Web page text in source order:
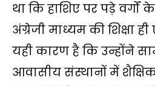
था कि हाशिए पर पड़े वर्गों
अंग्रेजी माध्यम की शिक्षा
यही कारण है कि उन्होंने
आवासीय संस्थानों में